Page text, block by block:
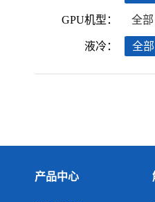
GPU机型：
液冷：
全部
全部
产品中心